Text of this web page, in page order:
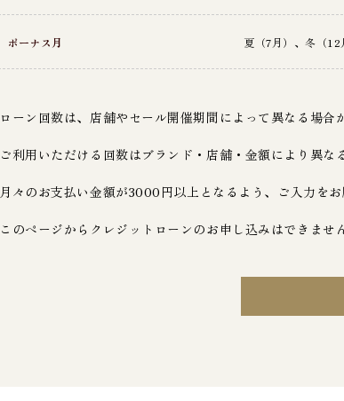
ボーナス月 夏（7月）、冬（12
ローン回数は、店舗やセール開催期間によって異なる場
ご利用いただける回数はブランド・店舗・金額により異な
月々のお支払い金額が3000円以上となるよう、ご入力をお
このページからクレジットローンのお申し込みはできません